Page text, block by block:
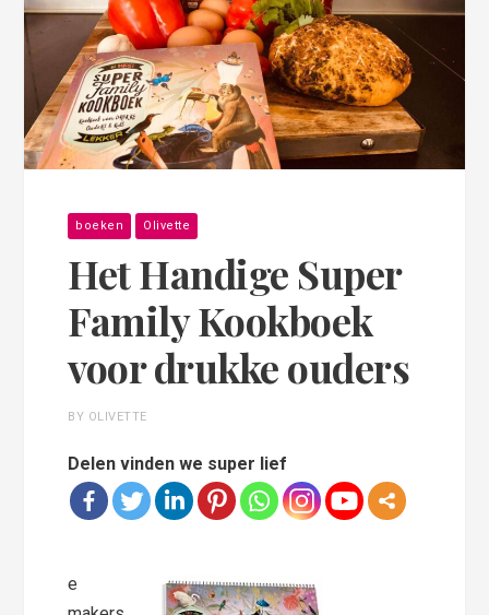
boeken Olivette
Het Handige Super
Family Kookboek
voor drukke ouders
BY OLIVETTE
Delen vinden we super lief
e